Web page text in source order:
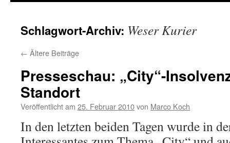
Schlagwort-Archiv: Weser Kurier
← Ältere Beiträge
Presseschau: „City“-
Standort
Veröffentlicht am 25. Februar 2010von Marco Koch
In den letzten beiden Tagen wurde in